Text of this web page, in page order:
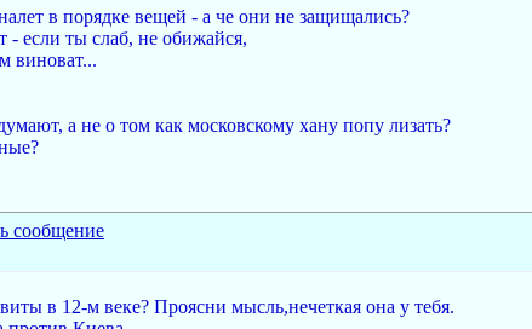
в порядке вещей - а че они не защищались?
- если ты слаб, не обижайся,
виноват...
а не о том как московскому хану попу лизать?
в 12-м веке? Проясни мысль,нечеткая она у тебя.